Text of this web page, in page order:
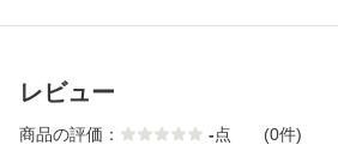
レビュー
商品の評価： -点 (0件)